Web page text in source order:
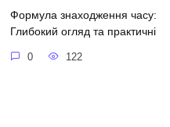
Формула знаходження часу:
Глибокий огляд та практичні
0 122